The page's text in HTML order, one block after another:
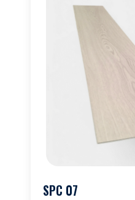
SPC 07